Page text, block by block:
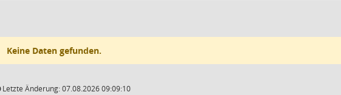
Keine Daten gefunden.
Letzte Änderung: 07.08.2026 09:09:10